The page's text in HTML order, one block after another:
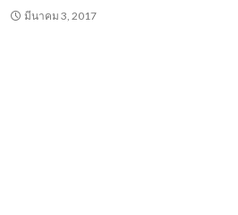
มีนาคม 3, 2017